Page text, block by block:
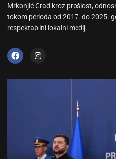
Mrkonjić Grad kroz prošlost,
tokom perioda od 2017. do 2025.
respektabilni lokalni medij.